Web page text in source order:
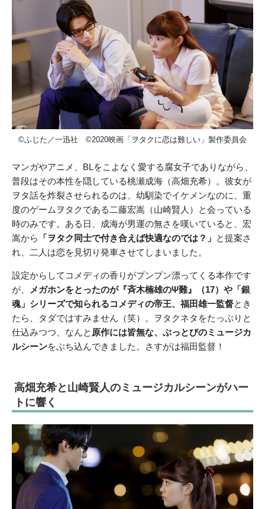
©ふじた／一迅社 ©2020映画「ヲタクに恋は難しい」製作委員会
マンガやアニメ、BLをこよなく愛する腐女子でありながら、
普段はその本性を隠している桃瀬成海（高畑充希）。彼女が
ヲタ話を炸裂させられるのは、幼馴染でイケメンなのに、重
度のゲームヲタクである二藤宏嵩（山崎賢人）と会っている
時のみです。ある日、成海が男運の無さを嘆いていると、宏
嵩から
「ヲタク同士で付き合えば快適なのでは？」 と提案さ
れ、
二人は恋を見切り発車させてしまいました。
設定からしてコメディの香りがプンプン漂ってくる本作です
が、
メガホンをとったのが『斉木楠雄のΨ難』（17）や「銀
魂」シリーズで知られるコメディの帝王、福田雄一監督とき
たら、タダではすみません（笑）。ヲタクネタをたっぷりと
仕込みつつ、なんと 原作には皆無な、ぶっとびのミュージカ
ルシーンをぶち込んできました。さすがは福田監督！
高畑充希と山崎賢人のミュージカルシーンがハー
トに響く